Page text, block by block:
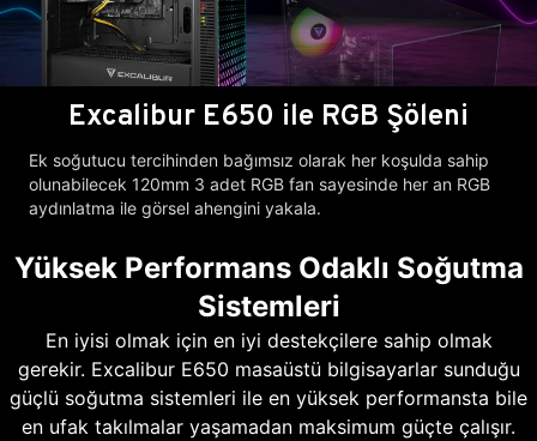
Excalibur E650 ile RGB Şöleni
Ek soğutucu tercihinden bağımsız olarak her koşulda sahip
olunabilecek 120mm 3 adet RGB fan sayesinde her an RGB
aydınlatma ile görsel ahengini yakala.
Yüksek Performans Odaklı Soğutma
Sistemleri
En iyisi olmak için en iyi destekçilere sahip olmak
gerekir. Excalibur E650 masaüstü bilgisayarlar sunduğu
güçlü soğutma sistemleri ile en yüksek performansta bile
en ufak takılmalar yaşamadan maksimum güçte çalışır.